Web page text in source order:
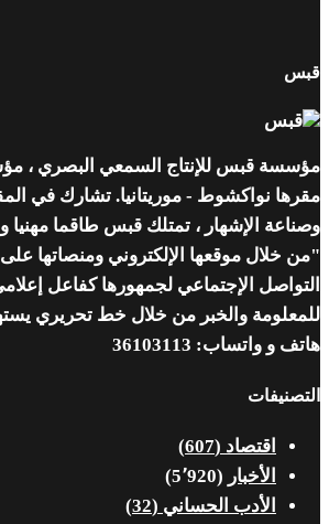
قبس
مؤسسة قبس للإنتاج السمعي البصري ،
مقرها نواكشوط - موريتانيا. تشارك في
وصناعة الإشهار ، تمتلك قبس طاقما مهنيا
"من خلال موقعها الإلكتروني ومنصاتها
التواصل الإجتماعي لجمهورها كفاعل
للمعلومة والخبر من خلال خط تحريري
هاتف و واتساب: 36103113
التصنيفات
اقتصاد (607)
الأخبار (5٬920)
الأدب الحساني (32)